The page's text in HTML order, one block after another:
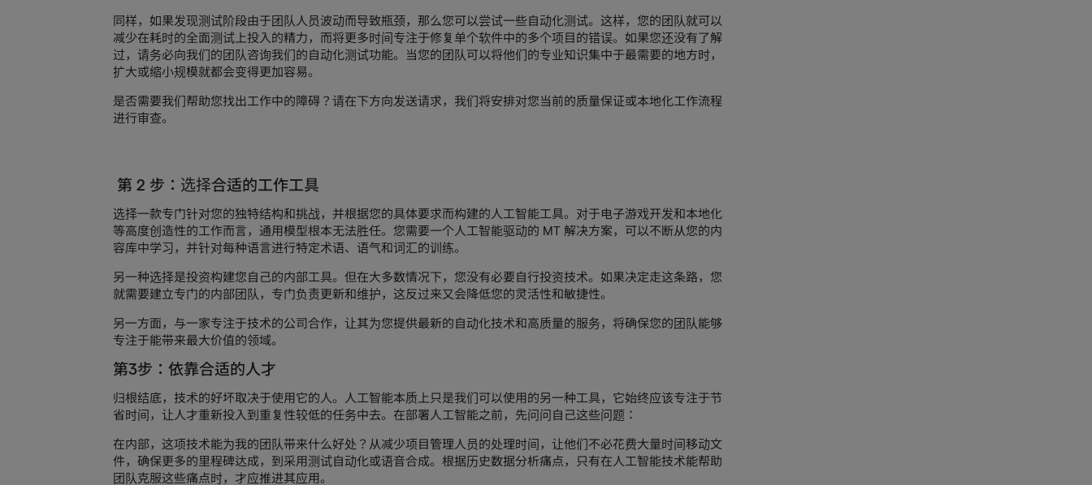
同样，如果发现测试阶段由于团队人员波动而导致瓶颈，那么您可以尝试一些自动化测试。这样，您的团队就可以
减少在耗时的全面测试上投入的精力，而将更多时间专注于修复单个软件中的多个项目的错误。如果您还没有了解
过，请务必向我们的团队咨询我们的自动化测试功能。当您的团队可以将他们的专业知识集中于最需要的地方时，
扩大或缩小规模就都会变得更加容易。
是否需要我们帮助您找出工作中的障碍？请在下方向发送请求，我们将安排对您当前的质量保证或本地化工作流程
进行审查。
第 2 步：选择合适的工作工具
选择一款专门针对您的独特结构和挑战，并根据您的具体要求而构建的人工智能工具。对于电子游戏开发和本地化
等高度创造性的工作而言，通用模型根本无法胜任。您需要一个人工智能驱动的 MT 解决方案，可以不断从您的内
容库中学习，并针对每种语言进行特定术语、语气和词汇的训练。
另一种选择是投资构建您自己的内部工具。但在大多数情况下，您没有必要自行投资技术。如果决定走这条路，您
就需要建立专门的内部团队，专门负责更新和维护，这反过来又会降低您的灵活性和敏捷性。
另一方面，与一家专注于技术的公司合作，让其为您提供最新的自动化技术和高质量的服务，将确保您的团队能够
专注于能带来最大价值的领域。
第3步：依靠合适的人才
归根结底，技术的好坏取决于使用它的人。人工智能本质上只是我们可以使用的另一种工具，它始终应该专注于节
省时间，让人才重新投入到重复性较低的任务中去。在部署人工智能之前，先问问自己这些问题：
在内部，这项技术能为我的团队带来什么好处？从减少项目管理人员的处理时间，让他们不必花费大量时间移动文
件，确保更多的里程碑达成，到采用测试自动化或语音合成。根据历史数据分析痛点，只有在人工智能技术能帮助
团队克服这些痛点时，才应推进其应用。